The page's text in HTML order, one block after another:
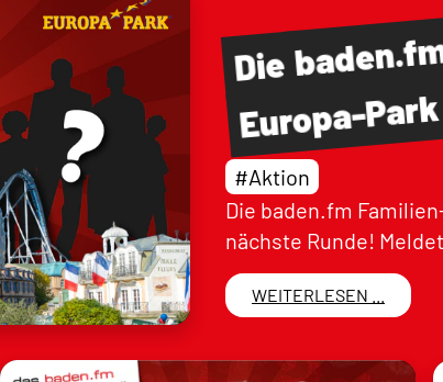
Die
Europa-Park
#Aktion
Die baden.fm
nächste Runde!
WEITERLESEN ...